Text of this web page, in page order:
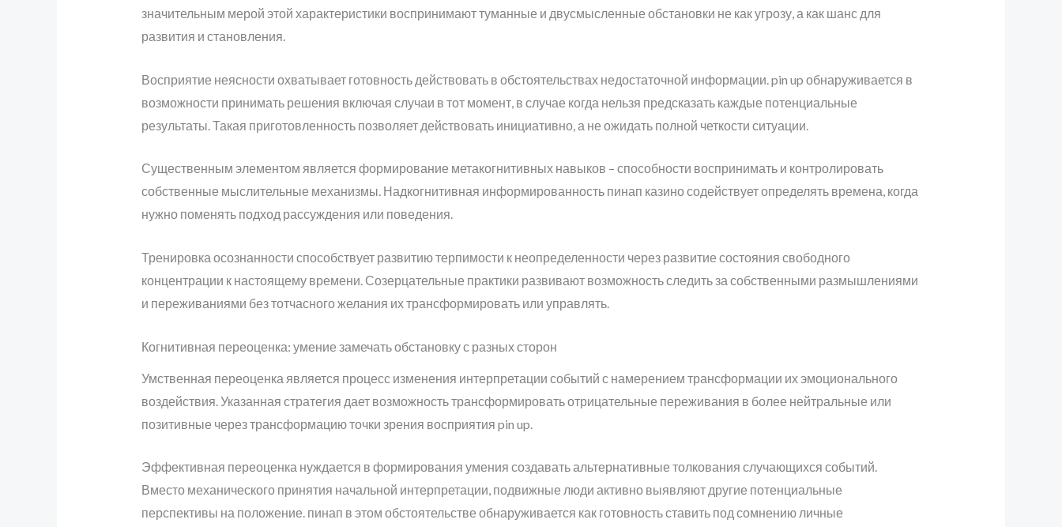
значительным мерой этой характеристики воспринимают туманные и двусмысленные обстановки не как угрозу, а как шанс для
развития и становления.
Восприятие неясности охватывает готовность действовать в обстоятельствах недостаточной информации. pin up обнаруживается в
возможности принимать решения включая случаи в тот момент, в случае когда нельзя предсказать каждые потенциальные
результаты. Такая приготовленность позволяет действовать инициативно, а не ожидать полной четкости ситуации.
Существенным элементом является формирование метакогнитивных навыков – способности воспринимать и контролировать
собственные мыслительные механизмы. Надкогнитивная информированность пинап казино содействует определять времена, когда
нужно поменять подход рассуждения или поведения.
Тренировка осознанности способствует развитию терпимости к неопределенности через развитие состояния свободного
концентрации к настоящему времени. Созерцательные практики развивают возможность следить за собственными размышлениями
и переживаниями без тотчасного желания их трансформировать или управлять.
Когнитивная переоценка: умение замечать обстановку с разных сторон
Умственная переоценка является процесс изменения интерпретации событий с намерением трансформации их эмоционального
воздействия. Указанная стратегия дает возможность трансформировать отрицательные переживания в более нейтральные или
позитивные через трансформацию точки зрения восприятия pin up.
Эффективная переоценка нуждается в формирования умения создавать альтернативные толкования случающихся событий.
Вместо механического принятия начальной интерпретации, подвижные люди активно выявляют другие потенциальные
перспективы на положение. пинап в этом обстоятельстве обнаруживается как готовность ставить под сомнению личные